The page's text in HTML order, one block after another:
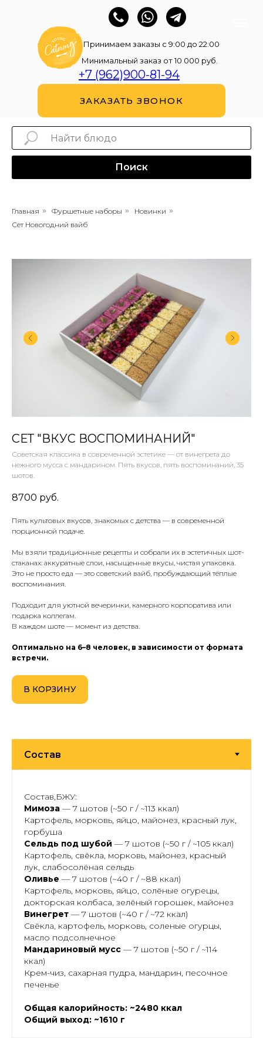
ЗАКАЗАТЬ ЗВОНОК
Принимаем заказы с 9:00 до 22:00
+7 (962)900-81-94
Минимальный заказ от 10 000 руб.
Поиск
Главная » Фуршетные наборы » Новинки »
Сет Новогодний вайб
СЕТ "ВКУС ВОСПОМИНАНИЙ"
Советская классика в современной эстетике — от винегрета до
нежного мусса с мандарином. Пять вкусов, пять воспоминаний, 35
шотов.
8700 руб.
Пять культовых вкусов, знакомых с детства — в современной
порционной подаче.
Мы взяли традиционные рецепты и собрали их в эстетичных шот-
стаканах: аккуратные слои, насыщенные вкусы, чистая упаковка.
Это не просто еда — это советский вайб, пробуждающий тёплые
воспоминания.
Подходит для уютной вечеринки, камерного корпоратива или
подарка коллегам.
В каждом шоте — момент из детства.
Оптимально на 6–8 человек, в зависимости от формата
встречи.
В КОРЗИНУ
Состав,БЖУ:
Мимоза — 7 шотов (~50 г / ~113 ккал)
Картофель, морковь, яйцо, майонез, красный лук,
горбуша
Сельдь под шубой — 7 шотов (~50 г / ~105 ккал)
Картофель, свёкла, морковь, майонез, красный
лук, слабосолёная сельдь
Оливье — 7 шотов (~40 г / ~88 ккал)
Картофель, морковь, яйцо, солёные огурецы,
докторская колбаса, зелёный горошек, майонез
Винегрет — 7 шотов (~40 г / ~72 ккал)
Свёкла, картофель, морковь, соленые огурцы,
масло подсолнечное
Мандариновый мусс — 7 шотов (~50 г / ~114
ккал)
Крем-чиз, сахарная пудра, мандарин, песочное
печенье
Общая калорийность: ~2480 ккал
Общий выход: ~1610 г